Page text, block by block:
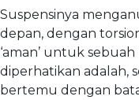
Suspensinya
depan, dengan
‘aman’ untuk
diperhatikan adalah,
bertemu dengan